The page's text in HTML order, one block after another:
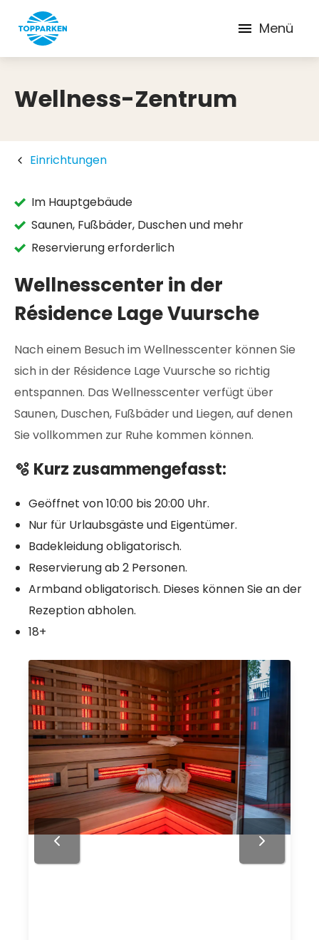
Menü
Wellness-Zentrum
Einrichtungen
Im Hauptgebäude
Saunen, Fußbäder, Duschen und mehr
Reservierung erforderlich
Wellnesscenter in der
Résidence Lage Vuursche
Nach einem Besuch im Wellnesscenter können Sie
sich in der Résidence Lage Vuursche so richtig
entspannen. Das Wellnesscenter verfügt über
Saunen, Duschen, Fußbäder und Liegen, auf denen
Sie vollkommen zur Ruhe kommen können.
🫧 Kurz zusammengefasst:
Geöffnet von 10:00 bis 20:00 Uhr.
Nur für Urlaubsgäste und Eigentümer.
Badekleidung obligatorisch.
Reservierung ab 2 Personen.
Armband obligatorisch. Dieses können Sie an der
Rezeption abholen.
18+